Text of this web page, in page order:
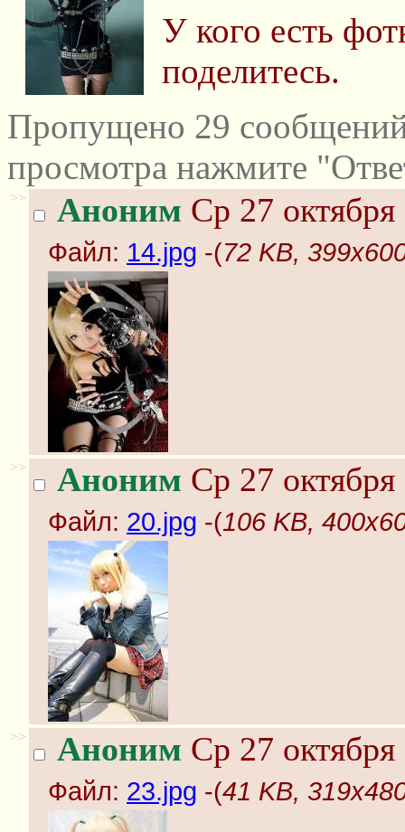
У кого есть
поделитесь.
Пропущено 29
просмотра нажмите
>> Аноним Ср 27
Файл: 14.jpg -(72 KB,
>> Аноним Ср 27
Файл: 20.jpg -(106 KB,
>> Аноним Ср 27
Файл: 23.jpg -(41 KB,